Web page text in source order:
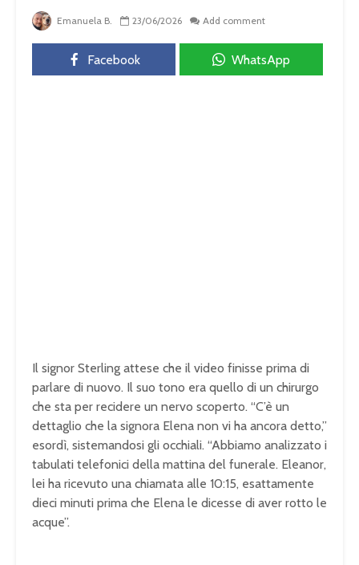
Emanuela B. 23/06/2026 Add comment
Facebook WhatsApp
Il signor Sterling attese che il video finisse prima di
parlare di nuovo. Il suo tono era quello di un chirurgo
che sta per recidere un nervo scoperto. “C’è un
dettaglio che la signora Elena non vi ha ancora detto,”
esordì, sistemandosi gli occhiali. “Abbiamo analizzato i
tabulati telefonici della mattina del funerale. Eleanor,
lei ha ricevuto una chiamata alle 10:15, esattamente
dieci minuti prima che Elena le dicesse di aver rotto le
acque”.